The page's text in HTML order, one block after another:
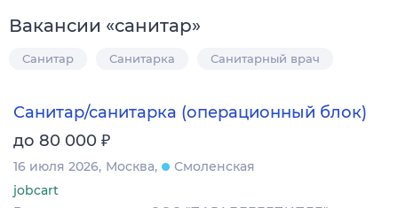
Вакансии «санитар»
Санитар Санитарка Санитарный врач
Санитар/санитарка (операционный блок)
до 80 000 ₽
16 июля 2026 Москва
Смоленская
jobcart